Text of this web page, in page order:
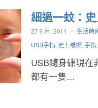
細過一蚊：
27 9 月, 2011 - 生活時
USB手指, 史上最細, 手指,
USB隨身碟現在
都有一隻…